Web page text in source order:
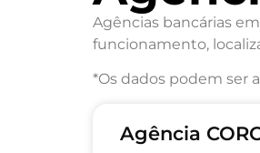
Agências bancárias
funcionamento,
*Os dados podem ser
Agência